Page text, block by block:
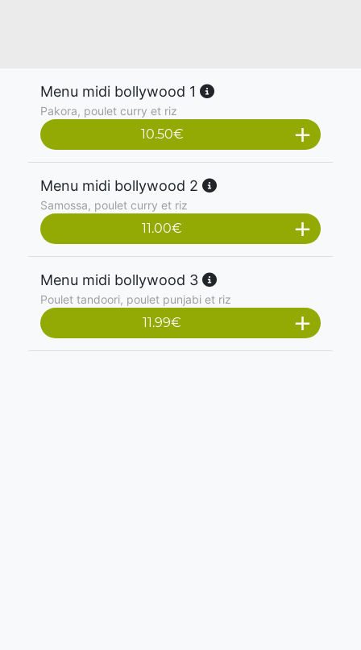
Menu midi bollywood 1
Pakora, poulet curry et riz
10.50€
Menu midi bollywood 2
Samossa, poulet curry et riz
11.00€
Menu midi bollywood 3
Poulet tandoori, poulet punjabi et riz
11.99€